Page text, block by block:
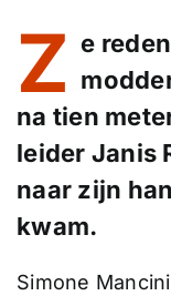
Z e
na tien
leider Janis
naar zijn
kwam.
Simone